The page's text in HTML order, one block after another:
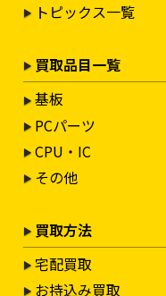
トピックス一覧
買取品目一覧
基板
PCパーツ
CPU・IC
その他
買取方法
宅配買取
お持込み買取